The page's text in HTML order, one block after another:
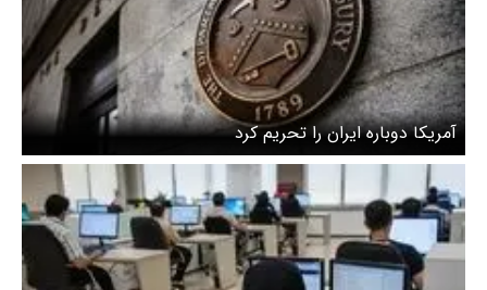
آمریکا دوباره ایران را تحریم کرد